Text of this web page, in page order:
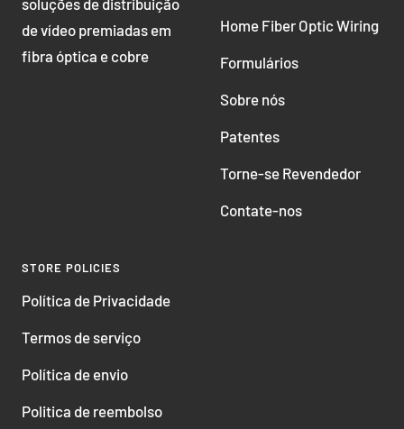
soluções de distribuição
de vídeo premiadas em
fibra óptica e cobre
Home Fiber Optic Wiring
Formulários
Sobre nós
Patentes
Torne-se Revendedor
Contate-nos
STORE POLICIES
Política de Privacidade
Termos de serviço
Política de envio
Politica de reembolso